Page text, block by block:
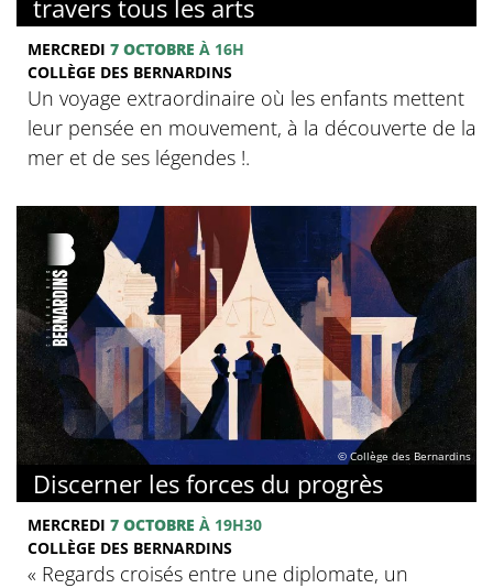
travers tous les arts
MERCREDI 7 OCTOBRE À 16H
COLLÈGE DES BERNARDINS
Un voyage extraordinaire où les enfants mettent
leur pensée en mouvement, à la découverte de la
mer et de ses légendes !.
© Collège des Bernardins
Discerner les forces du progrès
MERCREDI 7 OCTOBRE À 19H30
COLLÈGE DES BERNARDINS
‍« Regards croisés entre une diplomate, un